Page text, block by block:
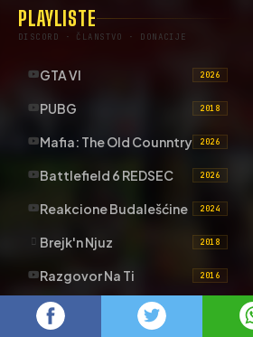
PLAYLISTE
DISCORD · ČLANSTVO · DONACIJE
GTA VI 2026
PUBG 2018
Mafia: The Old Counntry 2026
Battlefield 6 REDSEC 2026
Reakcione Budalešćine 2024
Brejk'n Njuz 2018
Razgovor Na Ti 2016
DA LI STE ZNALI?